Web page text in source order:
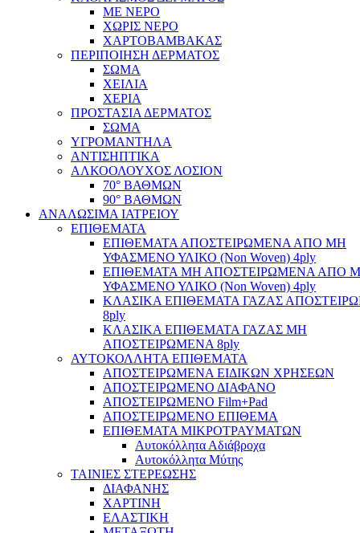
ΜΕ ΝΕΡΟ
ΧΩΡΙΣ ΝΕΡΟ
ΧΑΡΤΟΒΑΜΒΑΚΑΣ
ΠΕΡΙΠΟΙΗΣΗ ΔΕΡΜΑΤΟΣ
ΣΩΜΑ
ΧΕΙΛΙΑ
ΧΕΡΙΑ
ΠΡΟΣΤΑΣΙΑ ΔΕΡΜΑΤΟΣ
ΣΩΜΑ
ΥΓΡΟΜΑΝΤΗΛΑ
ΑΝΤΙΣΗΠΤΙΚΑ
ΑΛΚΟΟΛΟΥΧΟΣ ΛΟΣΙΟΝ
70° ΒΑΘΜΩΝ
90° ΒΑΘΜΩΝ
ΑΝΑΛΩΣΙΜΑ ΙΑΤΡΕΙΟΥ
ΕΠΙΘΕΜΑΤΑ
ΕΠΙΘΕΜΑΤΑ ΑΠΟΣΤΕΙΡΩΜΕΝΑ ΑΠΟ ΜΗ
ΥΦΑΣΜΕΝΟ ΥΛΙΚΟ (Non Woven) 4ply
ΕΠΙΘΕΜΑΤΑ ΜΗ ΑΠΟΣΤΕΙΡΩΜΕΝΑ ΑΠΟ
ΥΦΑΣΜΕΝΟ ΥΛΙΚΟ (Non Woven) 4ply
ΚΛΑΣΙΚΑ ΕΠΙΘΕΜΑΤΑ ΓΑΖΑΣ
8ply
ΚΛΑΣΙΚΑ ΕΠΙΘΕΜΑΤΑ ΓΑΖΑΣ ΜΗ
ΑΠΟΣΤΕΙΡΩΜΕΝΑ 8ply
ΑΥΤΟΚΟΛΛΗΤΑ ΕΠΙΘΕΜΑΤΑ
ΑΠΟΣΤΕΙΡΩΜΕΝΑ ΕΙΔΙΚΩΝ ΧΡΗΣΕΩΝ
ΑΠΟΣΤΕΙΡΩΜΕΝΟ ΔΙΑΦΑΝΟ
ΑΠΟΣΤΕΙΡΩΜΕΝΟ Film+Pad
ΑΠΟΣΤΕΙΡΩΜΕΝΟ ΕΠΙΘΕΜΑ
ΕΠΙΘΕΜΑΤΑ ΜΙΚΡΟΤΡΑΥΜΑΤΩΝ
Αυτοκόλλητα Αδιάβροχα
Αυτοκόλλητα Μύτης
ΤΑΙΝΙΕΣ ΣΤΕΡΕΩΣΗΣ
ΔΙΑΦΑΝΗΣ
ΧΑΡΤΙΝΗ
ΕΛΑΣΤΙΚΗ